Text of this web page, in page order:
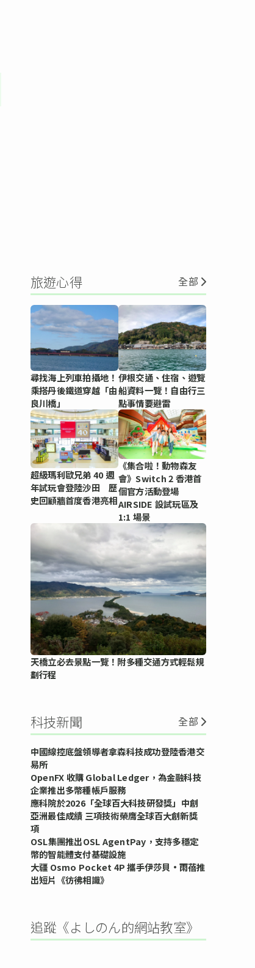
旅遊心得 全部
尋找海上列車拍攝地！
乘搭丹後鐵道穿越「由
良川橋」
伊根交通、住宿、遊覽
船資料一覽！自由行三
點事情要避雷
超級瑪利歐兄弟 40 週
年試玩會登陸沙田 歷
史回顧牆首度香港亮相
《集合啦！動物森友
會》Switch 2 香港首
個官方活動登場
AIRSIDE 設試玩區及
1:1 場景
天橋立必去景點一覽！附多種交通方式輕鬆規
劃行程
科技新聞 全部
中國線控底盤領導者拿森科技成功登陸香港交
易所
OpenFX 收購 Global Ledger，為金融科技
企業推出多幣種帳戶服務
應科院於2026「全球百大科技研發獎」中創
亞洲最佳成績 三項技術榮膺全球百大創新獎
項
OSL集團推出OSL AgentPay，支持多穩定
幣的智能體支付基礎設施
大疆 Osmo Pocket 4P 攜手伊莎貝•雨蓓推
出短片《彷彿相識》
追蹤《よしのん的網站教室》